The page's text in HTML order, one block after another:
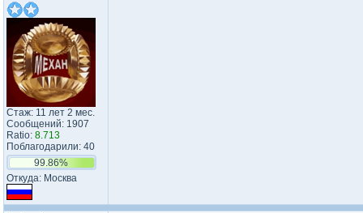
Стаж: 11 лет 2 мес.
Сообщений: 1907
Ratio: 8.713
Поблагодарили: 40
99.86%
Откуда: Москва